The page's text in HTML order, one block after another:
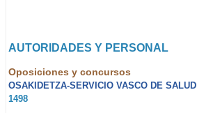
AUTORIDADES Y PERSONAL
Oposiciones y concursos
OSAKIDETZA-SERVICIO VASCO DE SALUD
1498